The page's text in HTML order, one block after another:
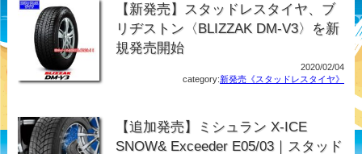
【新発売】スタッドレスタイヤ、ブ
リヂストン〈BLIZZAK DM-V3〉を新
規発売開始
2020/02/04
category:新発売《スタッドレスタイヤ》
【追加発売】ミシュラン X-ICE
SNOW& Exceeder E05/03｜スタッド